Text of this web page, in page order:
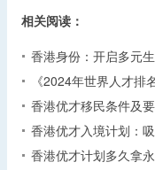
相关阅读：
香港身份：开启多元
《2024年世界人才
香港优才移民条件及
香港优才入境计划：
香港优才计划多久拿